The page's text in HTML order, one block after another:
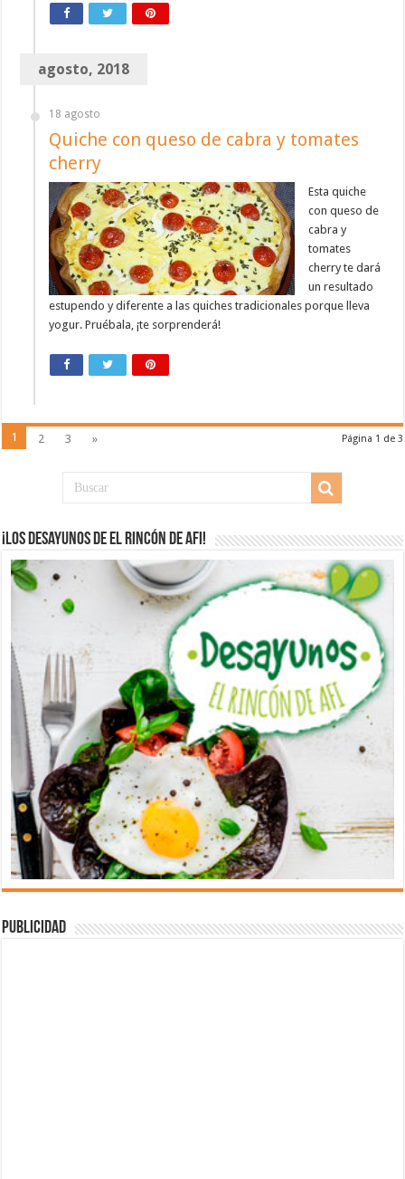
agosto, 2018
18 agosto
Quiche con queso de cabra y tomates
cherry
Esta quiche
con queso de
cabra y
tomates
cherry te dará
un resultado
estupendo y diferente a las quiches tradicionales porque lleva
yogur. Pruébala, ¡te sorprenderá!
Página 1 de 3
1 2 3 »
¡Los desayunos de El Rincón de Afi!
Publicidad